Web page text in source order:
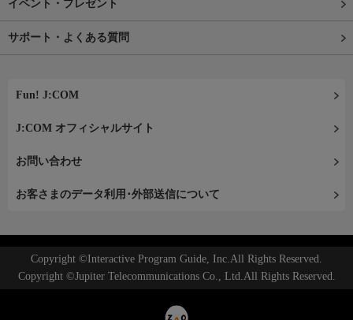
イベント・プレゼント
サポート・よくある質問
Fun! J:COM
J:COM オフィシャルサイト
お問い合わせ
お客さまのデータ利用･外部送信について
Copyright ©Interactive Program Guide, Inc.All Rights Reserved.
Copyright ©Jupiter Telecommunications Co., Ltd.All Rights Reserved.